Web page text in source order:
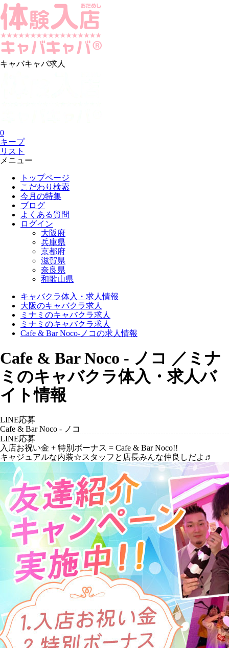
キャバキャバ求人
0
キープ
リスト
メニュー
トップページ
こだわり検索
今月の特集
ブログ
よくある質問
ログイン
大阪府
兵庫県
京都府
滋賀県
奈良県
和歌山県
キャバクラ体入・求人情報
大阪のキャバクラ求人
ミナミのキャバクラ求人
ミナミのキャバクラ求人
Cafe & Bar Noco-ノコの求人情報
Cafe & Bar Noco - ノコ ／ミナ
ミのキャバクラ体入・求人バ
イト情報
LINE応募
Cafe & Bar Noco - ノコ
LINE応募
入店お祝い金 + 特別ボーナス = Cafe & Bar Noco!!
キャジュアルな内装☆スタッフと店長みんな仲良しだよ♬